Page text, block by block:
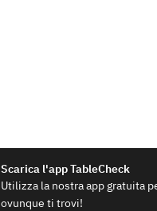
Scarica l'app TableCheck
Utilizza la nostra app gratuita
ovunque ti trovi!